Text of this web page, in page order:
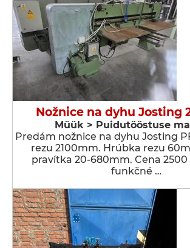
Nožnice na dyhu Josting
Müük > Puidutööstuse
Predám nožnice na dyhu Josting
rezu 2100mm. Hrúbka rezu
pravítka 20-680mm. Cena 2500
funkčné …